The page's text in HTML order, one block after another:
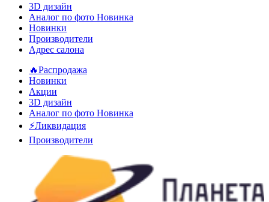
3D дизайн
Аналог по фото Новинка
Новинки
Производители
Адрес салона
🔥Распродажа
Новинки
Акции
3D дизайн
Аналог по фото Новинка
⚡Ликвидация
Производители